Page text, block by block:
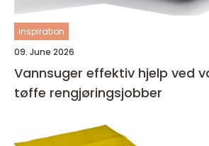
inspiration
09. June 2026
Vannsuger effektiv hjelp ved vannskader og
tøffe rengjøringsjobber